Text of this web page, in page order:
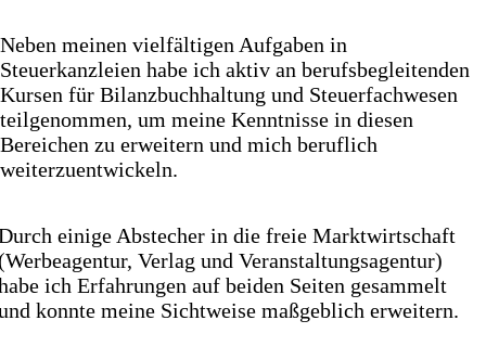
Neben meinen vielfältigen Aufgaben in
Steuerkanzleien habe ich aktiv an berufsbegleitenden
Kursen für Bilanzbuchhaltung und Steuerfachwesen
teilgenommen, um meine Kenntnisse in diesen
Bereichen zu erweitern und mich beruflich
weiterzuentwickeln.
einige Abstecher in die freie Marktwirtschaft
Verlag und Veranstaltungsagentur)
ich Erfahrungen auf beiden Seiten gesammelt
konnte meine Sichtweise maßgeblich erweitern.